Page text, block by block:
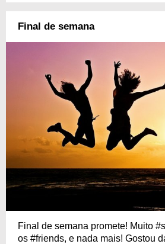
Final de semana
Final de semana promete! Muito
os #friends, e nada mais! Gostou